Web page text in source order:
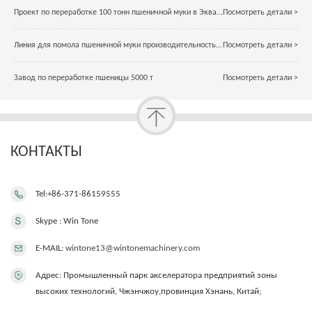
Посмотреть детали >
Проект по переработке 100 тонн пшеничной муки в Эквадоре
Посмотреть детали >
Линия для помола пшеничной муки производительностью 1 т / час
Посмотреть детали >
Завод по переработке пшеницы 5000 т
КОНТАКТЫ
Tel:+86-371-86159555
Skype : Win Tone
E-MAIL: wintone13@wintonemachinery.com
Адрес: Промышленный парк акселератора предприятий зоны
высоких технологий, Чжэнчжоу,провинция Хэнань, Китай;